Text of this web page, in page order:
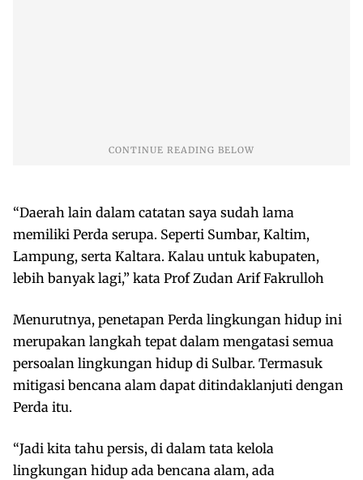
“Daerah lain dalam catatan saya sudah lama
memiliki Perda serupa. Seperti Sumbar, Kaltim,
Lampung, serta Kaltara. Kalau untuk kabupaten,
lebih banyak lagi,” kata Prof Zudan Arif Fakrulloh
Menurutnya, penetapan Perda lingkungan hidup ini
merupakan langkah tepat dalam mengatasi semua
persoalan lingkungan hidup di Sulbar. Termasuk
mitigasi bencana alam dapat ditindaklanjuti dengan
Perda itu.
“Jadi kita tahu persis, di dalam tata kelola
lingkungan hidup ada bencana alam, ada